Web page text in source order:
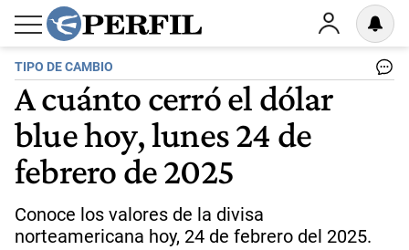
TIPO DE CAMBIO
A cuánto cerró el dólar
blue hoy, lunes 24 de
febrero de 2025
Conoce los valores de la divisa
norteamericana hoy, 24 de febrero del 2025.